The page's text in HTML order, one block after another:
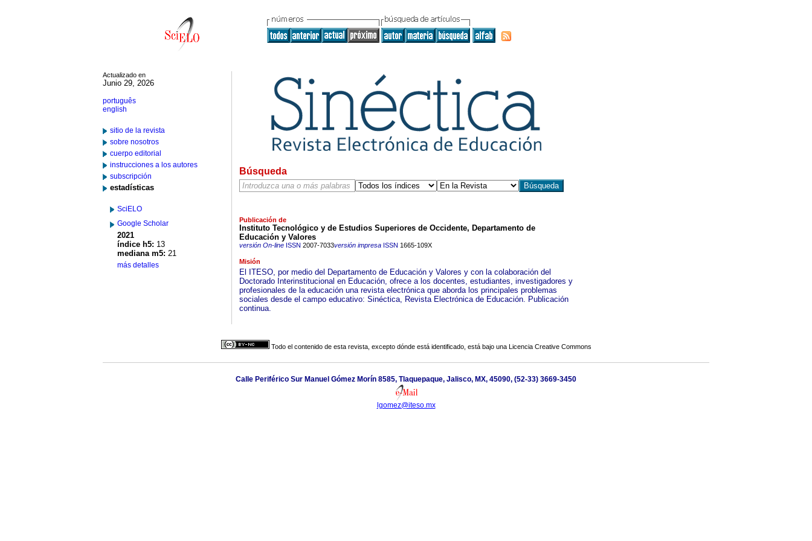
Actualizado en
Junio 29, 2026
português
english
sitio de la revista
sobre nosotros
cuerpo editorial
instrucciones a los autores
subscripción
estadísticas
SciELO
Google Scholar
2021
índice h5: 13
mediana m5: 21
más detalles
Búsqueda
Publicación de
Instituto Tecnológico y de Estudios Superiores de Occidente, Departamento de
Educación y Valores
versión On-lineISSN 2007-7033versión impresaISSN 1665-109X
Misión
El ITESO, por medio del Departamento de Educación y Valores y con la colaboración del
Doctorado Interinstitucional en Educación, ofrece a los docentes, estudiantes, investigadores y
profesionales de la educación una revista electrónica que aborda los principales problemas
sociales desde el campo educativo: Sinéctica, Revista Electrónica de Educación. Publicación
continua.
Todo el contenido de esta revista, excepto dónde está identificado, está bajo una Licencia Creative Commons
Calle Periférico Sur Manuel Gómez Morín 8585, Tlaquepaque, Jalisco, MX, 45090, (52-33) 3669-3450
lgomez@iteso.mx